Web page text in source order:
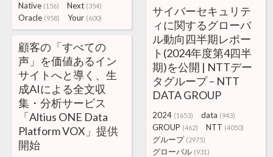
Native (156) Next (354)
Oracle (958) Your (600)
サイバーセキュリテ
ィに関するグローバ
ル動向四半期レポー
ト(2024年度第4四半
期)を公開 | NTTデー
タグループ – NTT
DATA GROUP
2024 (1653) data (943)
GROUP (462) NTT (4050)
グループ (2975)
グローバル (931)
顧客の「すべての
声」を価値あるイン
サイトへと導く、生
成AIによる全文収
集・分析サービス
「Altius ONE Data
Platform VOX」提供
開始